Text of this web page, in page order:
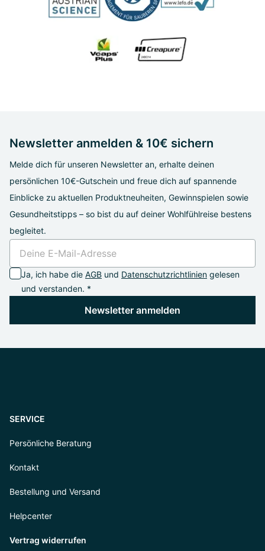
Newsletter anmelden & 10€ sichern
Melde dich für unseren Newsletter an, erhalte deinen
persönlichen 10€-Gutschein und freue dich auf spannende
Einblicke zu aktuellen Produktneuheiten, Gewinnspielen sowie
Gesundheitstipps – so bist du auf deiner Wohlfühlreise bestens
begleitet.
Ja, ich habe die AGB und Datenschutzrichtlinien gelesen
und verstanden. *
Newsletter anmelden
SERVICE
Persönliche Beratung
Kontakt
Bestellung und Versand
Helpcenter
Vertrag widerrufen